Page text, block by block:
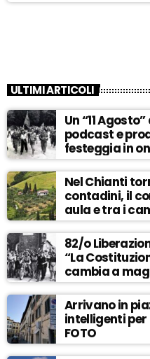
ULTIMI ARTICOLI
Un “11
podcast e
festeggia in
Nel Chianti
contadini, il
aula e tra i
82/o
“La
cambia a
Arrivano in
intelligenti
FOTO